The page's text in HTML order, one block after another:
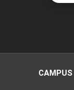
CAMPUS